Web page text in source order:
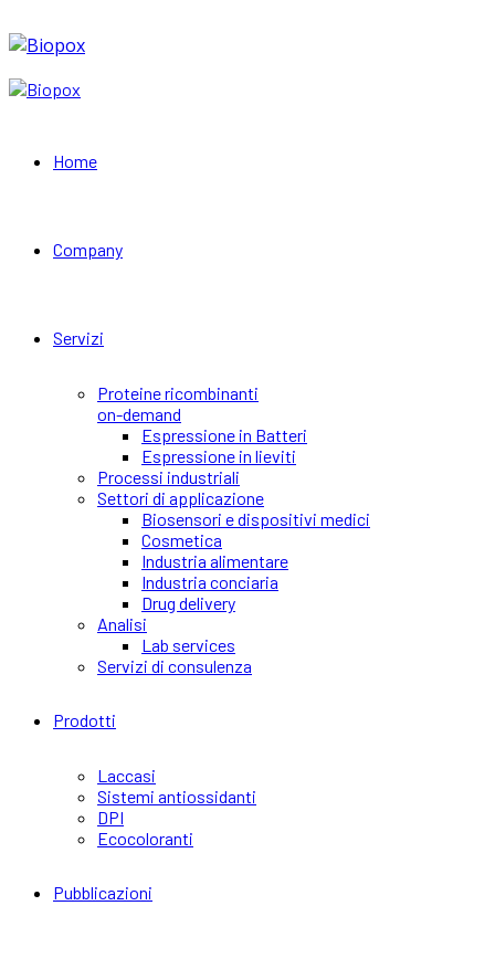
Home
Company
Servizi
Proteine ricombinanti
on-demand
Espressione in Batteri
Espressione in lieviti
Processi industriali
Settori di applicazione
Biosensori e dispositivi medici
Cosmetica
Industria alimentare
Industria conciaria
Drug delivery
Analisi
Lab services
Servizi di consulenza
Prodotti
Laccasi
Sistemi antiossidanti
DPI
Ecocoloranti
Pubblicazioni